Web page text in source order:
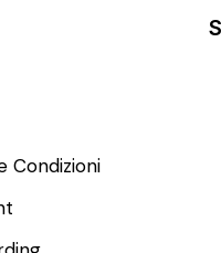
Condizioni